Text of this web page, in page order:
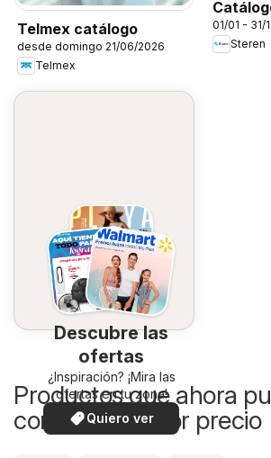
Telmex catálogo
desde domingo 21/06/2026
Telmex
01/01 - 31/
Steren
Descubre las
ofertas
¿Inspiración? ¡Mira las
ofertas en tu zona!
Quiero ver
Productos que ahora
comprar a mejor precio